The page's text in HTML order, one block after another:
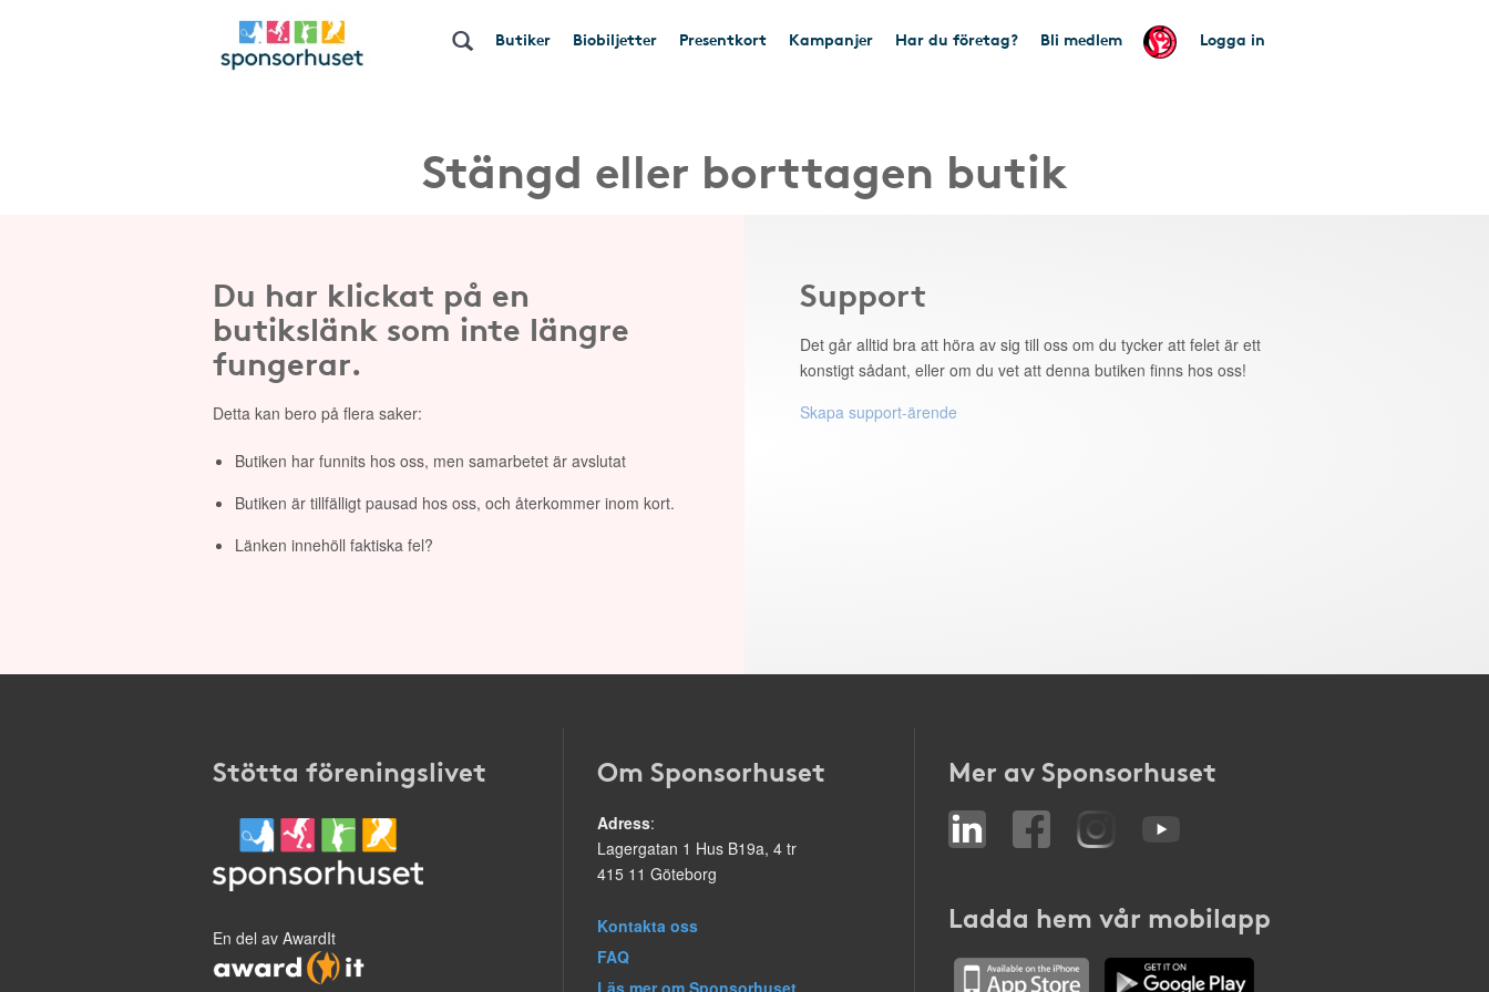
Butiker Biobiljetter Presentkort Kampanjer Har du företag? Bli medlem Logga in
Stängd eller borttagen butik
Du har klickat på en
butikslänk som inte längre
fungerar.
Detta kan bero på flera saker:
Butiken har funnits hos oss, men samarbetet är avslutat
Butiken är tillfälligt pausad hos oss, och återkommer inom kort.
Länken innehöll faktiska fel?
Support
Det går alltid bra att höra av sig till oss om du tycker att felet är ett
konstigt sådant, eller om du vet att denna butiken finns hos oss!
Skapa support-ärende
Stötta föreningslivet
En del av AwardIt
Om Sponsorhuset
Adress:
Lagergatan 1 Hus B19a, 4 tr
415 11 Göteborg
Kontakta oss
FAQ
Läs mer om Sponsorhuset
Mer av Sponsorhuset
Ladda hem vår mobilapp